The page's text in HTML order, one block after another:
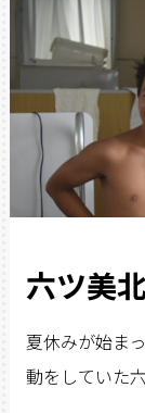
六ツ美
夏休みが始ま
動をしていた